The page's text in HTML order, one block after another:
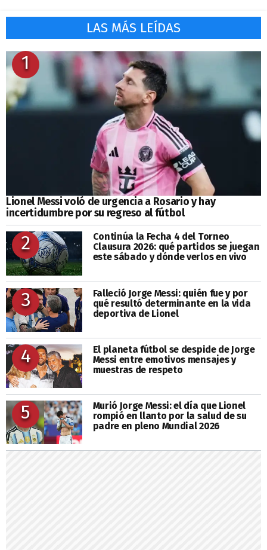
LAS MÁS LEÍDAS
1
Lionel Messi voló de urgencia a Rosario y hay
incertidumbre por su regreso al fútbol
2
Continúa la Fecha 4 del Torneo
Clausura 2026: qué partidos se juegan
este sábado y dónde verlos en vivo
3
Falleció Jorge Messi: quién fue y por
qué resultó determinante en la vida
deportiva de Lionel
4
El planeta fútbol se despide de Jorge
Messi entre emotivos mensajes y
muestras de respeto
5
Murió Jorge Messi: el día que Lionel
rompió en llanto por la salud de su
padre en pleno Mundial 2026